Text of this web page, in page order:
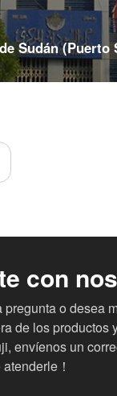
Sudán (Puerto
con
o desea
de los productos
envíenos un
！